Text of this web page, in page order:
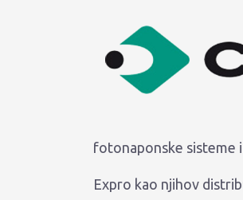
fotonaponske sisteme i
Expro kao njihov